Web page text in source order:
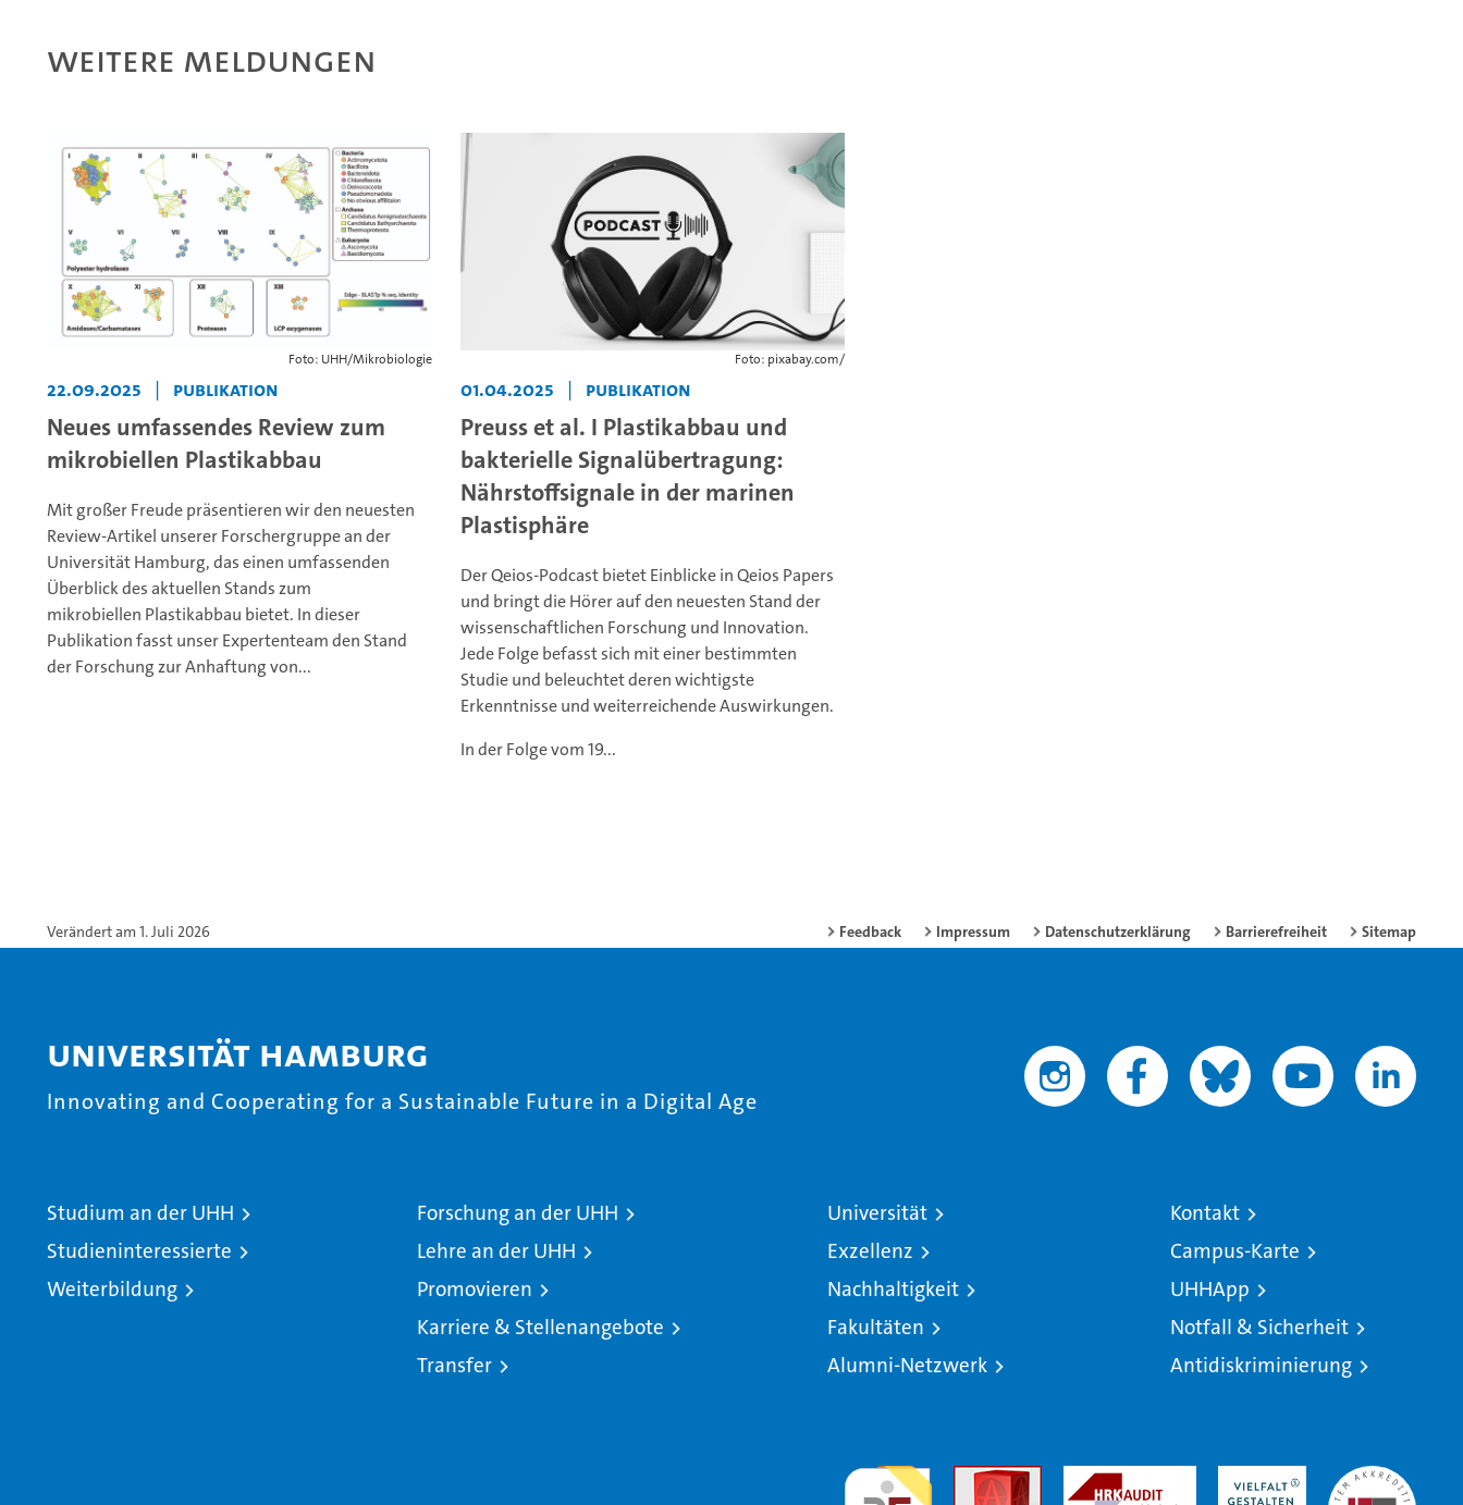
Weitere Meldungen
Foto: UHH/Mikrobiologie
22.09.2025 | Publikation
Neues umfassendes Review zum
mikrobiellen Plastikabbau
Mit großer Freude präsentieren wir den neuesten
Review-Artikel unserer Forschergruppe an der
Universität Hamburg, das einen umfassenden
Überblick des aktuellen Stands zum
mikrobiellen Plastikabbau bietet. In dieser
Publikation fasst unser Expertenteam den Stand
der Forschung zur Anhaftung von...
Foto: pixabay.com/
01.04.2025 | Publikation
Preuss et al. I Plastikabbau und
bakterielle Signalübertragung:
Nährstoffsignale in der marinen
Plastisphäre
Der Qeios-Podcast bietet Einblicke in Qeios Papers
und bringt die Hörer auf den neuesten Stand der
wissenschaftlichen Forschung und Innovation.
Jede Folge befasst sich mit einer bestimmten
Studie und beleuchtet deren wichtigste
Erkenntnisse und weiterreichende Auswirkungen.
In der Folge vom 19...
Verändert am 1. Juli 2026 Feedback Impressum Datenschutzerklärung Barrierefreiheit Sitemap
Universität Hamburg
Innovating and Cooperating for a Sustainable Future in a Digital Age
Studium an der UHH
Studieninteressierte
Weiterbildung
Forschung an der UHH
Lehre an der UHH
Promovieren
Karriere & Stellenangebote
Transfer
Universität
Exzellenz
Nachhaltigkeit
Fakultäten
Alumni-Netzwerk
Kontakt
Campus-Karte
UHHApp
Notfall & Sicherheit
Antidiskriminierung